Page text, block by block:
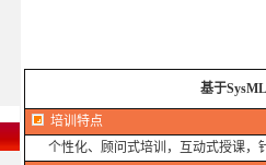
基于
培训特点
个性化、顾问式培训，互动式授课，